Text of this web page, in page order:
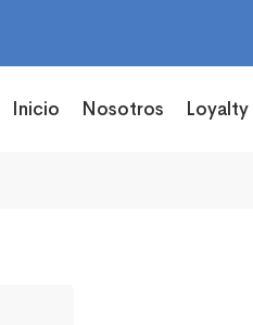
Inicio Nosotros Loyalty